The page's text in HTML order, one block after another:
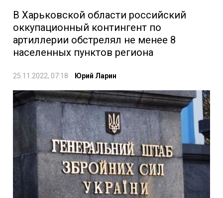
В Харьковской области российский
оккупационный контингент по
артиллерии обстрелял не менее 8
населенных пунктов региона
25.11.2022, 07:18 Юрий Ларин